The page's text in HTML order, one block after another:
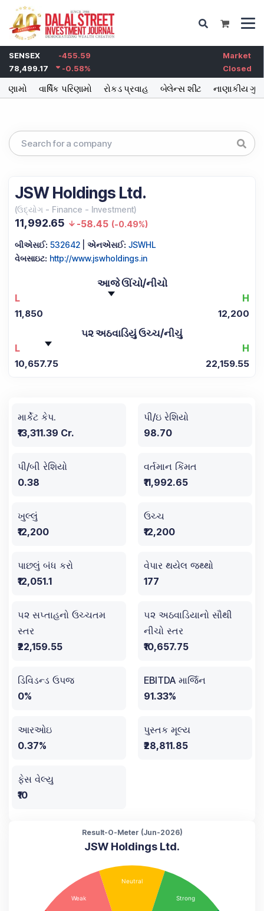
SENSEX
-455.59
78,499.17
-0.58%
Market
Closed
વાર્ષિક પરિણામો રોકડ પ્રવાહ બેલેન્સ શીટ નાણાકીય
JSW Holdings Ltd.
(ઉદ્યોગ - Finance - Investment)
11,992.65 -58.45 (-0.49%)
બીએસઈ: 532642 એનએસઈ: JSWHL
વેબસાઇટ: http://www.jswholdings.in
આજે ઊંચો/નીચો
L
H
11,850 12,200
૫૨ અઠવાડિયું ઉચ્ચ/નીચું
L
H
10,657.75 22,159.55
માર્કેટ કેપ.
₹13,311.39 Cr.
પી/ઇ રેશિયો
98.70
પી/બી રેશિયો
0.38
વર્તમાન કિંમત
₹11,992.65
ખુલ્લું
₹12,200
ઉચ્ચ
₹12,200
પાછલું બંધ કરો
₹12,051.1
વેપાર થયેલ જથ્થો
177
૫૨ સપ્તાહનો ઉચ્ચતમ
સ્તર
₹22,159.55
૫૨ અઠવાડિયાનો સૌથી
નીચો સ્તર
₹10,657.75
ડિવિડન્ડ ઉપજ
0%
EBITDA માર્જિન
91.33%
આરઓઇ
0.37%
પુસ્તક મૂલ્ય
₹28,811.85
ફેસ વેલ્યુ
₹10
Result-O-Meter (Jun-2026)
JSW Holdings Ltd.